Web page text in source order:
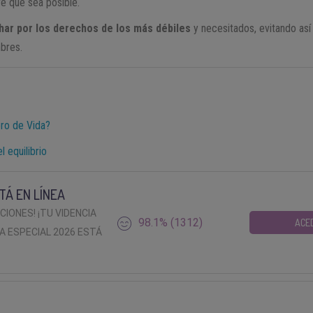
por los derechos de los más débiles y necesitados, evitando
de Vida?
equilibrio
EN LÍNEA
¡TU VIDENCIA
ESPECIAL 2026 ESTÁ
98.1% (1312)